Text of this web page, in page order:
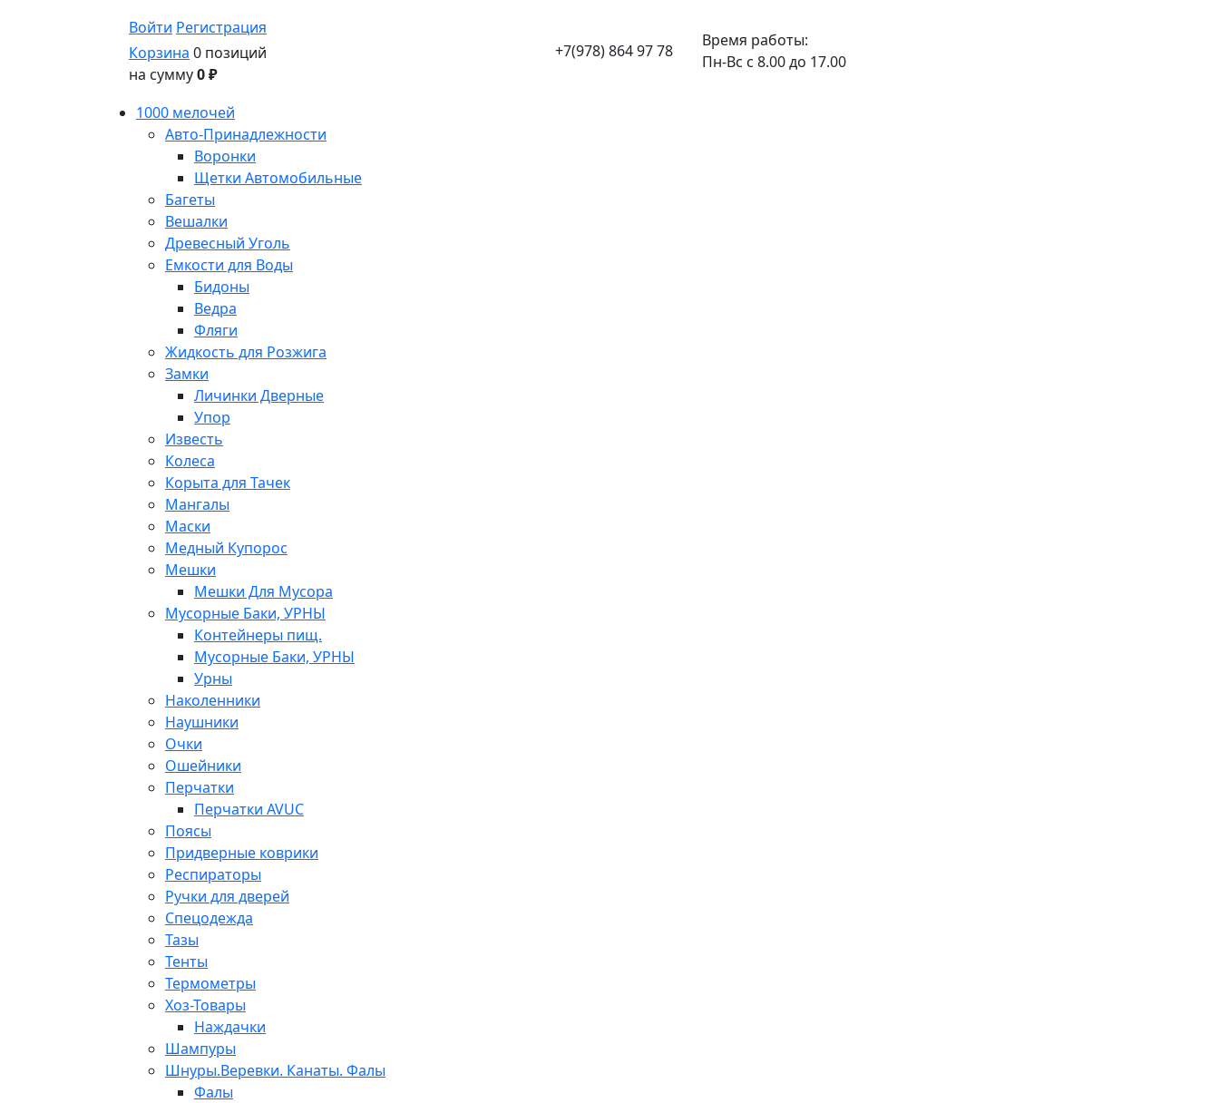
Войти Регистрация
Корзина 0 позиций
на сумму0 ₽
+7(978) 864 97 78
Время работы:
Пн-Вс с 8.00 до 17.00
1000 мелочей
Авто-Принадлежности
Воронки
Щетки Автомобильные
Багеты
Вешалки
Древесный Уголь
Емкости для Воды
Бидоны
Ведра
Фляги
Жидкость для Розжига
Замки
Личинки Дверные
Упор
Известь
Колеса
Корыта для Тачек
Мангалы
Маски
Медный Купорос
Мешки
Мешки Для Мусора
Мусорные Баки, УРНЫ
Контейнеры пищ.
Мусорные Баки, УРНЫ
Урны
Наколенники
Наушники
Очки
Ошейники
Перчатки
Перчатки AVUC
Поясы
Придверные коврики
Респираторы
Ручки для дверей
Спецодежда
Тазы
Тенты
Термометры
Хоз-Товары
Наждачки
Шампуры
Шнуры.Веревки. Канаты. Фалы
Фалы